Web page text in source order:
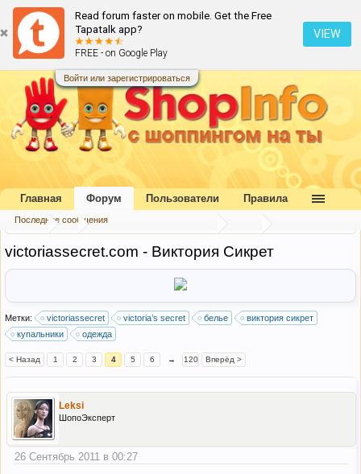
Read forum faster on mobile. Get the Free
Tapatalk app?
FREE - on Google Play
VIEW
Войти или зарегистрироваться
Форум ... Каталог интернет-магазинов
victoriassecret.com - Виктория Сикрет
Метки: victoriassecret victoria’s secret белье
виктория сикрет
купальники
одежда
< Назад 1 2 3 4 5 6 → 120 Вперёд >
Leksi
ШопоЭксперт
26 Сентябрь 2011 в 00:27
Главная Форум
Последние сообщения
Пользователи Правила